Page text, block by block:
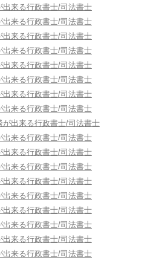
出来る行政書士/司法書士
出来る行政書士/司法書士
出来る行政書士/司法書士
出来る行政書士/司法書士
出来る行政書士/司法書士
出来る行政書士/司法書士
出来る行政書士/司法書士
出来る行政書士/司法書士
が出来る行政書士/司法書士
出来る行政書士/司法書士
出来る行政書士/司法書士
出来る行政書士/司法書士
出来る行政書士/司法書士
出来る行政書士/司法書士
出来る行政書士/司法書士
出来る行政書士/司法書士
出来る行政書士/司法書士
出来る行政書士/司法書士